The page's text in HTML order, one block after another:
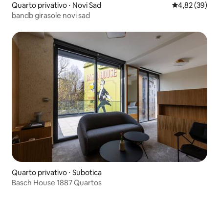
Quarto privativo ⋅ Novi Sad 4,82 de uma
4,82 (39)
bandb girasole novi sad
Quarto privativo ⋅ Subotica
Basch House 1887 Quartos